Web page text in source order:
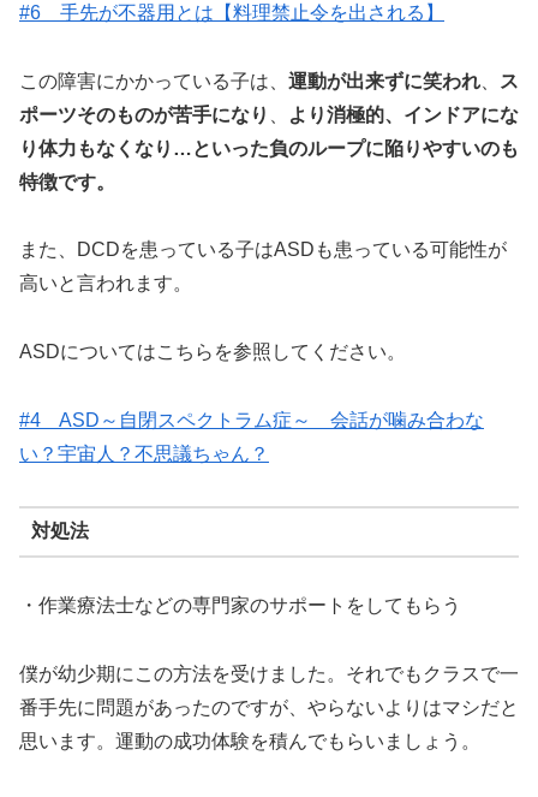
#6 手先が不器用とは【料理禁止令を出される】
この障害にかかっている子は、 運動が出来ずに笑われ
ス
ポーツそのものが苦手になり
より消極的、インドアにな
り体力もなくなり…といった負のループに陥りやすいのも
特徴です。
また、DCDを患っている子はASDも患っている可能性が
高いと言われます。
ASDについてはこちらを参照してください。
#4 ASD～自閉スペクトラム症～ 会話が噛み合わな
い？宇宙人？不思議ちゃん？
対処法
・作業療法士などの専門家のサポートをしてもらう
僕が幼少期にこの方法を受けました。それでもクラスで一
番手先に問題があったのですが、やらないよりはマシだと
思います。運動の成功体験を積んでもらいましょう。